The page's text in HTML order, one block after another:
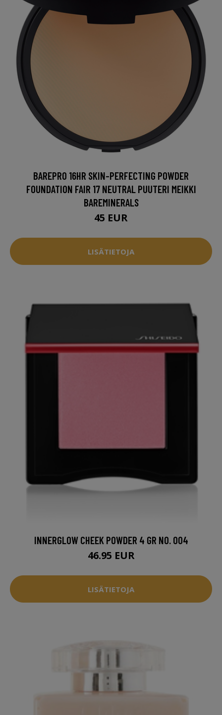
BAREPRO 16HR SKIN-PERFECTING POWDER
FOUNDATION FAIR 17 NEUTRAL PUUTERI MEIKKI
BAREMINERALS
45 EUR
LISÄTIETOJA
INNERGLOW CHEEK POWDER 4 GR NO. 004
46.95 EUR
LISÄTIETOJA